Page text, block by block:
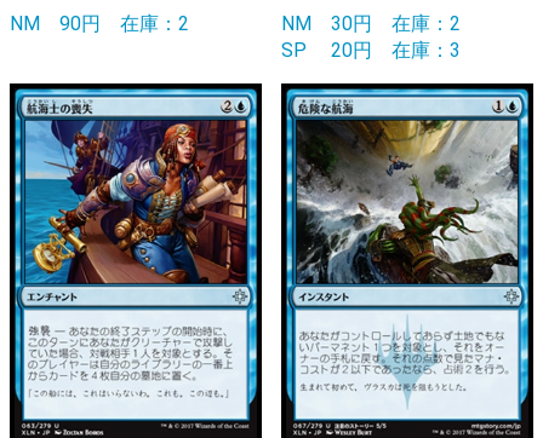
NM 90円 在庫：2
NM 30円 在庫：2
SP
20円 在庫：3